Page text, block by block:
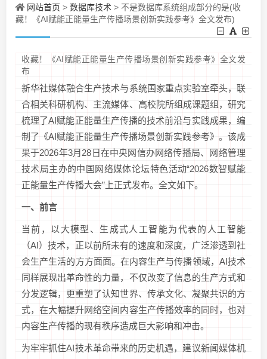
网站首页 > 数据库技术 > 不是数据库系统组成部分的是(收
藏！《AI赋能正能量生产传播场景创新实践参考》全文发布)
收藏！《AI赋能正能量生产传播场景创新实践参考》全文发
布
新华社媒体融合生产技术与系统国家重点实验室牵头，联
合相关科研机构、主流媒体、高校院所组成课题组，研究
梳理了AI赋能正能量生产传播的技术前沿与实践成果，编
制了《AI赋能正能量生产传播场景创新实践参考》。该成
果于2026年3月28日在中央网信办网络传播局、网络管理
技术局主办的中国网络媒体论坛特色活动“2026数智赋能
正能量生产传播大会”上正式发布。全文如下。
一、 前言
当前，以大模型、生成式人工智能为代表的人工智能
（AI）技术，正以前所未有的速度和深度，广泛渗透到社
会生产生活的方方面面。在内容生产与传播领域，AI技术
同样展现出革命性的力量，不仅改变了信息的生产方式和
分发逻辑，更重塑了认知世界、传承文化、凝聚共识的方
式，在大幅提升网络空间内容生产传播效率的同时，也对
内容生产传播的现有秩序造成巨大影响和冲击。
为牢牢抓住AI技术革命带来的历史机遇，建议新闻媒体机